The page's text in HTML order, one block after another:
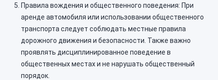
Правила вождения и общественного поведения: При
аренде автомобиля или использовании общественного
транспорта следует соблюдать местные правила
дорожного движения и безопасности. Также важно
проявлять дисциплинированное поведение в
общественных местах и не нарушать общественный
порядок.